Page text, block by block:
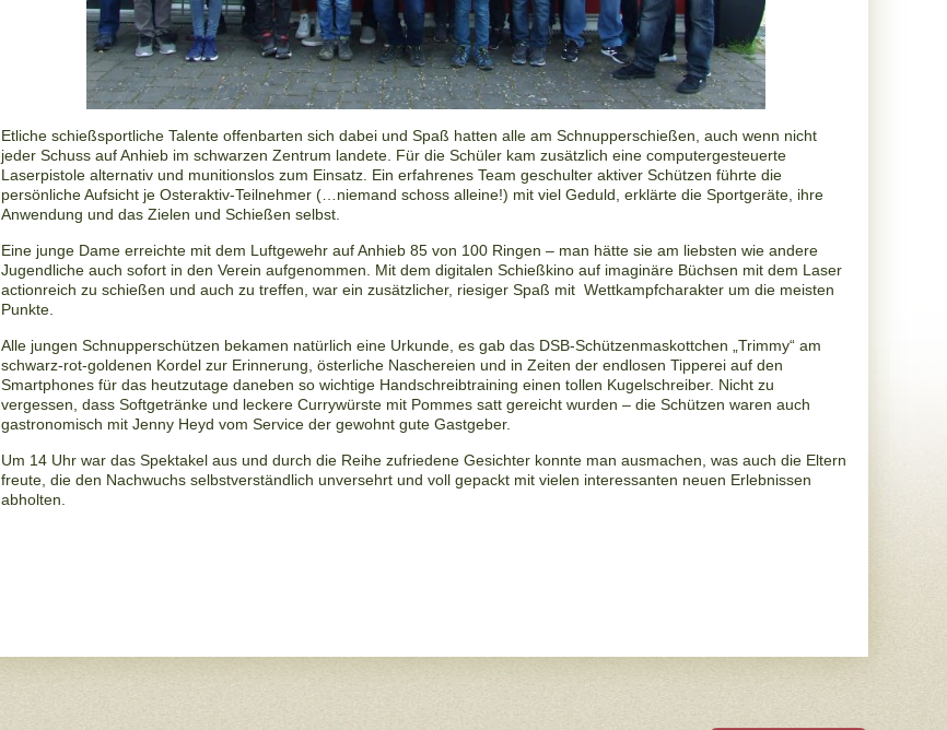
Etliche schießsportliche Talente offenbarten sich dabei und Spaß hatten alle am Schnupperschießen, auch wenn nicht
jeder Schuss auf Anhieb im schwarzen Zentrum landete. Für die Schüler kam zusätzlich eine computergesteuerte
Laserpistole alternativ und munitionslos zum Einsatz. Ein erfahrenes Team geschulter aktiver Schützen führte die
persönliche Aufsicht je Osteraktiv-Teilnehmer (…niemand schoss alleine!) mit viel Geduld, erklärte die Sportgeräte, ihre
Anwendung und das Zielen und Schießen selbst.
Eine junge Dame erreichte mit dem Luftgewehr auf Anhieb 85 von 100 Ringen – man hätte sie am liebsten wie andere
Jugendliche auch sofort in den Verein aufgenommen. Mit dem digitalen Schießkino auf imaginäre Büchsen mit dem Laser
actionreich zu schießen und auch zu treffen, war ein zusätzlicher, riesiger Spaß mit Wettkampfcharakter um die meisten
Punkte.
Alle jungen Schnupperschützen bekamen natürlich eine Urkunde, es gab das DSB-Schützenmaskottchen „Trimmy“ am
schwarz-rot-goldenen Kordel zur Erinnerung, österliche Naschereien und in Zeiten der endlosen Tipperei auf den
Smartphones für das heutzutage daneben so wichtige Handschreibtraining einen tollen Kugelschreiber. Nicht zu
vergessen, dass Softgetränke und leckere Currywürste mit Pommes satt gereicht wurden – die Schützen waren auch
gastronomisch mit Jenny Heyd vom Service der gewohnt gute Gastgeber.
Um 14 Uhr war das Spektakel aus und durch die Reihe zufriedene Gesichter konnte man ausmachen, was auch die Eltern
freute, die den Nachwuchs selbstverständlich unversehrt und voll gepackt mit vielen interessanten neuen Erlebnissen
abholten.